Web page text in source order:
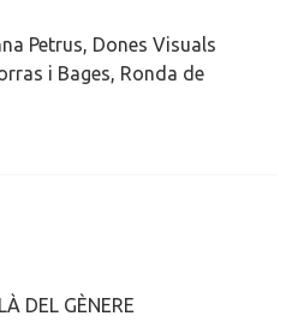
Petrus, Dones Visuals
i Bages, Ronda de
DEL GÈNERE